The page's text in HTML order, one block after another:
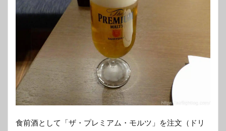
食前酒として「ザ・プレミアム・モルツ」を注文（ドリ